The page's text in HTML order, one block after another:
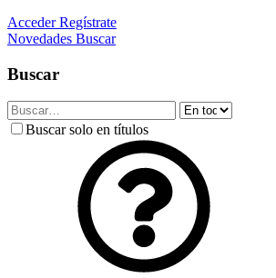
Acceder Regístrate
Novedades Buscar
Buscar
Buscar solo en títulos